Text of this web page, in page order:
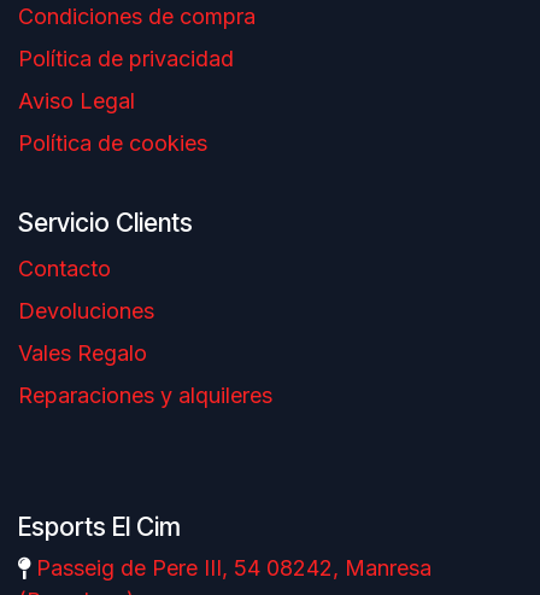
Condiciones de compra
Política de privacidad
Aviso Legal
Política de cookies
Servicio Clients
Contacto
Devoluciones
Vales Regalo
Reparaciones y alquileres
Esports El Cim
Passeig de Pere III, 54 08242, Manresa